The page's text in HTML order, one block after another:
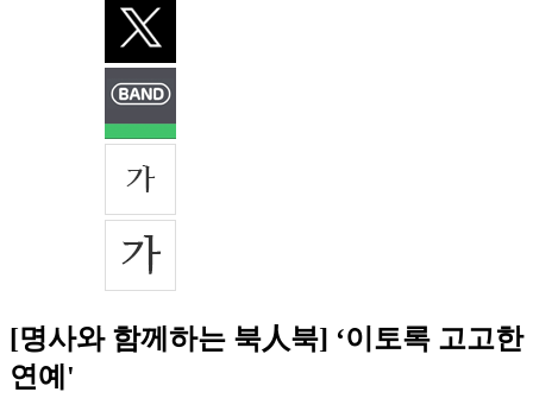
[명사와 함께하는 북人북] ‘이토록 고고한
연예'